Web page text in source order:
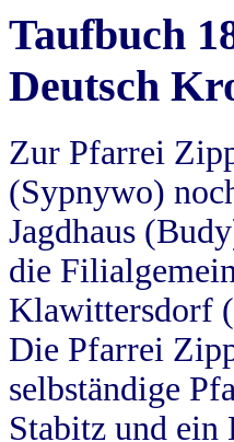
Taufbuch
Deutsch
Zur Pfarrei
(Sypnywo)
Jagdhaus
die
Klawittersdorf
Die Pfarrei
selbständige
Stabitz und